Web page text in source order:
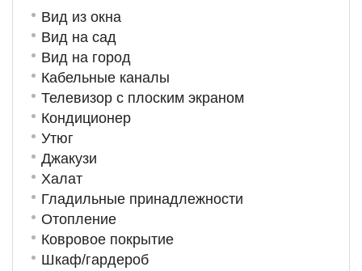
Вид из окна
Вид на сад
Вид на город
Кабельные каналы
Телевизор с плоским экраном
Кондиционер
Утюг
Джакузи
Халат
Гладильные принадлежности
Отопление
Ковровое покрытие
Шкаф/гардероб